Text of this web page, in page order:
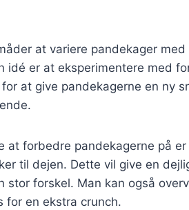
at variere pandekager
idé er at eksperimentere med
at give pandekagerne en ny
at forbedre pandekagerne på
til dejen. Dette vil give en
stor forskel. Man kan også
for en ekstra crunch.